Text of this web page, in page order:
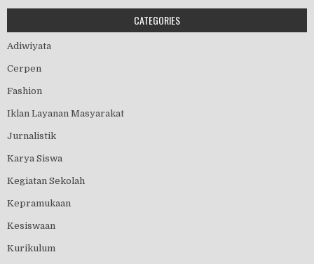
CATEGORIES
Adiwiyata
Cerpen
Fashion
Iklan Layanan Masyarakat
Jurnalistik
Karya Siswa
Kegiatan Sekolah
Kepramukaan
Kesiswaan
Kurikulum